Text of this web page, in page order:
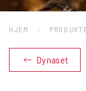
HJEM
Dynaset